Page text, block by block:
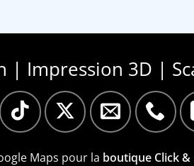
| Impression 3D |
Maps pour la boutique Click &